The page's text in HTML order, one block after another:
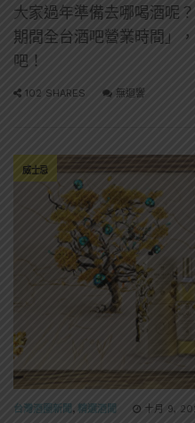
大家過年準備去哪喝酒呢
期間全台酒吧營業時間」
吧！
102 SHARES 無迴響
威士忌
台灣酒圈新聞 , 精選酒聞 十月 9,